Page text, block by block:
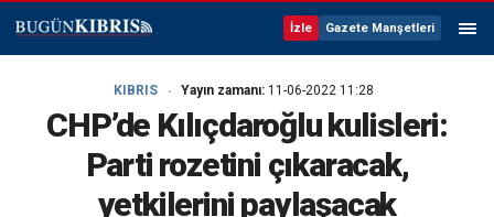
İzle Gazete Manşetleri
KIBRIS Yayın zamanı: 11-06-2022 11:28
CHP’de Kılıçdaroğlu kulisleri:
Parti rozetini çıkaracak,
yetkilerini paylaşacak